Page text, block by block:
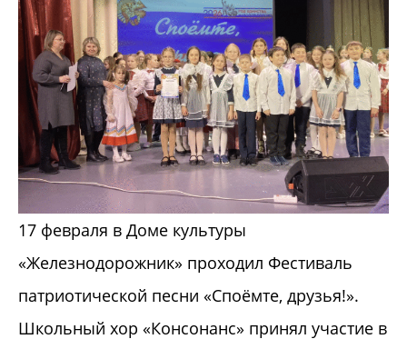
17 февраля в Доме культуры
«Железнодорожник» проходил Фестиваль
патриотической песни «Споёмте, друзья!».
Школьный хор «Консонанс» принял участие в